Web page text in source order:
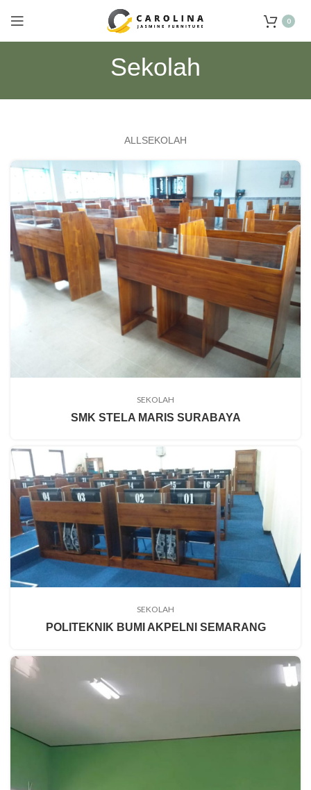
0
Sekolah
ALL SEKOLAH
SEKOLAH
SMK STELA MARIS SURABAYA
SEKOLAH
POLITEKNIK BUMI AKPELNI SEMARANG